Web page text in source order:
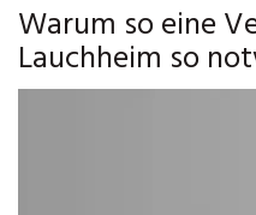
Warum so eine
Lauchheim so